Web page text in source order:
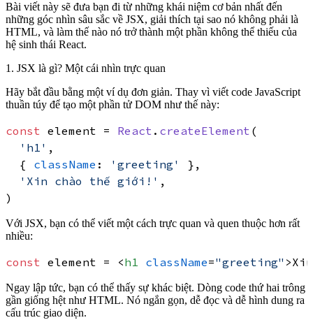
Bài viết này sẽ đưa bạn đi từ những khái niệm cơ bản nhất đến
những góc nhìn sâu sắc về JSX, giải thích tại sao nó không phải là
HTML, và làm thế nào nó trở thành một phần không thể thiếu của
hệ sinh thái React.
1. JSX là gì? Một cái nhìn trực quan
Hãy bắt đầu bằng một ví dụ đơn giản. Thay vì viết code JavaScript
thuần túy để tạo một phần tử DOM như thế này:
const element = React . createElement (
'h1' ,
  {
className : 'greeting'
},
'Xin chào thế giới!' ,
Với JSX, bạn có thể viết một cách trực quan và quen thuộc hơn rất
nhiều:
const element = <h1 className="greeting" >
Ngay lập tức, bạn có thể thấy sự khác biệt. Dòng code thứ hai trông
gần giống hệt như HTML. Nó ngắn gọn, dễ đọc và dễ hình dung ra
cấu trúc giao diện.